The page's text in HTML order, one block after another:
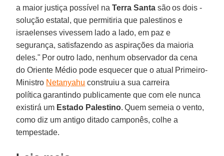
a maior justiça possível naTerra Santa são os dois -
solução estatal, que permitiria que palestinos e
israelenses vivessem lado a lado, em paz e
segurança, satisfazendo as aspirações da maioria
deles." Por outro lado, nenhum observador da cena
do Oriente Médio pode esquecer que o atual Primeiro-
Ministro Netanyahu construiu a sua carreira
política garantindo publicamente que com ele nunca
existirá um Estado Palestino. Quem semeia o vento,
como diz um antigo ditado camponês, colhe a
tempestade.